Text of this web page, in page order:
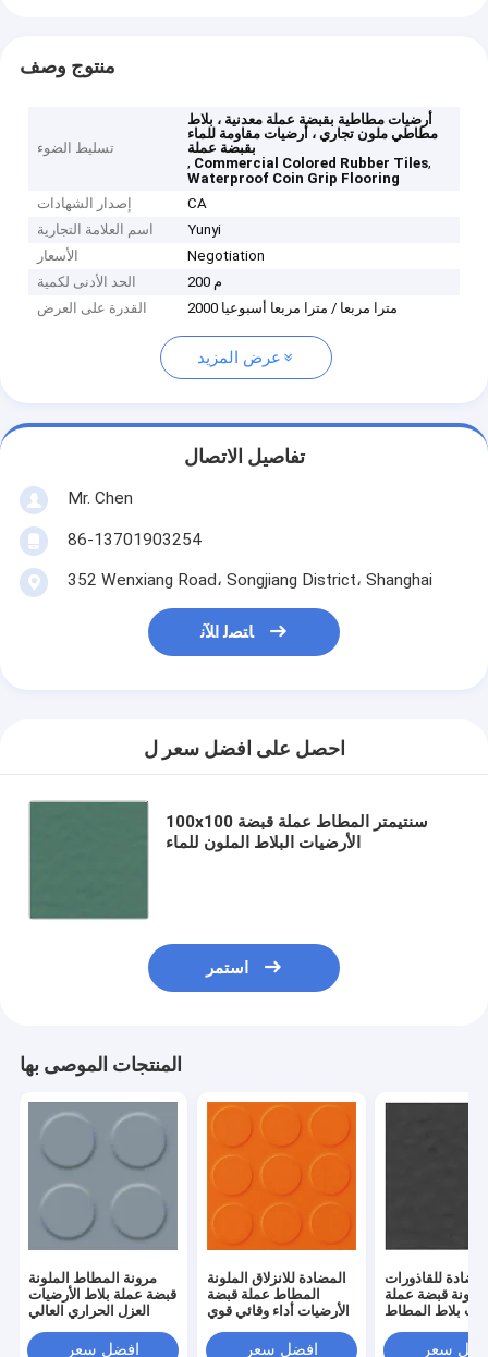
منتوج وصف
تسليط الضوء
أرضيات مطاطية بقبضة عملة معدنية ، بلاط
مطاطي ملون تجاري ، أرضيات مقاومة للماء
بقبضة عملة
, Commercial Colored Rubber Tiles,
Waterproof Coin Grip Flooring
إصدار الشهادات
CA
اسم العلامة التجارية
Yunyi
الأسعار
Negotiation
الحد الأدنى لكمية
200 م
القدرة على العرض
2000 مترا مربعا / مترا مربعا أسبوعيا
عرض المزيد
تفاصيل الاتصال
Mr. Chen
86-13701903254
352 Wenxiang Road، Songjiang District، Shanghai
ﺎﺘﺼﻟ ﺍﻶﻧ
احصل على افضل سعر ل
100x100 سنتيمتر المطاط عملة قبضة
الأرضيات البلاط الملون للماء
استمر
المنتجات الموصى بها
مرونة المطاط الملونة
قبضة عملة بلاط الأرضيات
العزل الحراري العالي
افضل سعر
المضادة للانزلاق الملونة
المطاط عملة قبضة
الأرضيات أداء وقائي قوي
افضل سعر
للقاذورات
قبضة عملة
بلاط المطاط
سعر